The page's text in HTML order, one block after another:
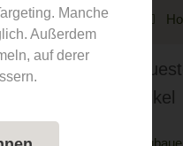
Kurse
Artikel
Manche
Außerdem
auf derer